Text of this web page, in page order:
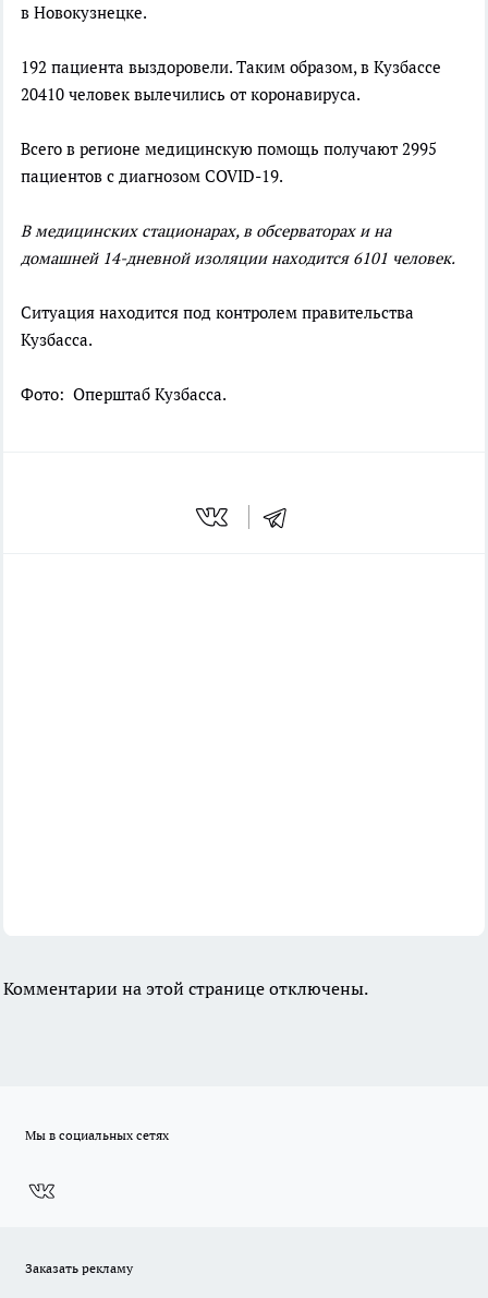
в Новокузнецке.
192 пациента выздоровели. Таким образом, в Кузбассе
20410 человек вылечились от коронавируса.
Всего в регионе медицинскую помощь получают 2995
пациентов с диагнозом COVID-19.
В медицинских стационарах, в обсерваторах и на
домашней 14-дневной изоляции находится 6101 человек.
Ситуация находится под контролем правительства
Кузбасса.
Фото: Оперштаб Кузбасса.
Комментарии на этой странице отключены.
Мы в социальных сетях
Заказать рекламу